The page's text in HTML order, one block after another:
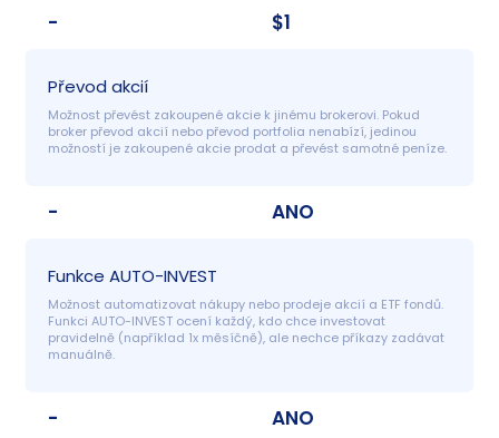
- $1
Převod akcií
Možnost převést zakoupené akcie k jinému brokerovi. Pokud
broker převod akcií nebo převod portfolia nenabízí, jedinou
možností je zakoupené akcie prodat a převést samotné peníze.
- ANO
Funkce AUTO-INVEST
Možnost automatizovat nákupy nebo prodeje akcií a ETF fondů.
Funkci AUTO-INVEST ocení každý, kdo chce investovat
pravidelně (například 1x měsíčně), ale nechce příkazy zadávat
manuálně.
- ANO